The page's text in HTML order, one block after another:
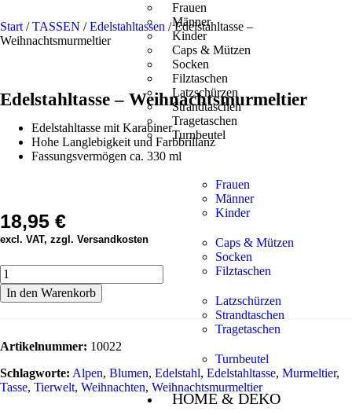
Frauen
Männer
Kinder
Caps & Mützen
Socken
Filztaschen
Latzschürzen
Strandtaschen
Tragetaschen
Turnbeutel
Frauen
Männer
Kinder
Caps & Mützen
Socken
Filztaschen
Latzschürzen
Strandtaschen
Tragetaschen
Turnbeutel
HOME & DEKO
Start /TASSEN /Edelstahltassen / Edelstahltasse –
Weihnachtsmurmeltier
Edelstahltasse – Weihnachtsmurmeltier
Edelstahltasse mit Karabiner
Hohe Langlebigkeit und Farbbrillanz
Fassungsvermögen ca. 330 ml
18,95 €
excl. VAT, zzgl. Versandkosten
In den Warenkorb
Artikelnummer: 10022
Schlagworte: Alpen, Blumen, Edelstahl, Edelstahltasse, Murmeltier,
Tasse, Tierwelt, Weihnachten, Weihnachtsmurmeltier